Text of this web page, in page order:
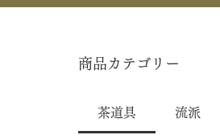
商品カテゴリー
茶道具 流派